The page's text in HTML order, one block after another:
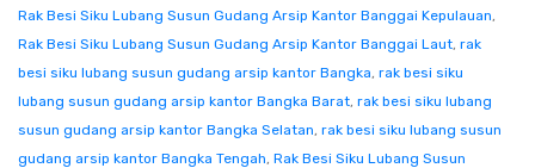
Rak Besi Siku Lubang Susun Gudang Arsip Kantor Banggai Kepulauan,
Rak Besi Siku Lubang Susun Gudang Arsip Kantor Banggai Laut, rak
besi siku lubang susun gudang arsip kantor Bangka, rak besi siku
lubang susun gudang arsip kantor Bangka Barat, rak besi siku lubang
susun gudang arsip kantor Bangka Selatan, rak besi siku lubang susun
gudang arsip kantor Bangka Tengah, Rak Besi Siku Lubang Susun